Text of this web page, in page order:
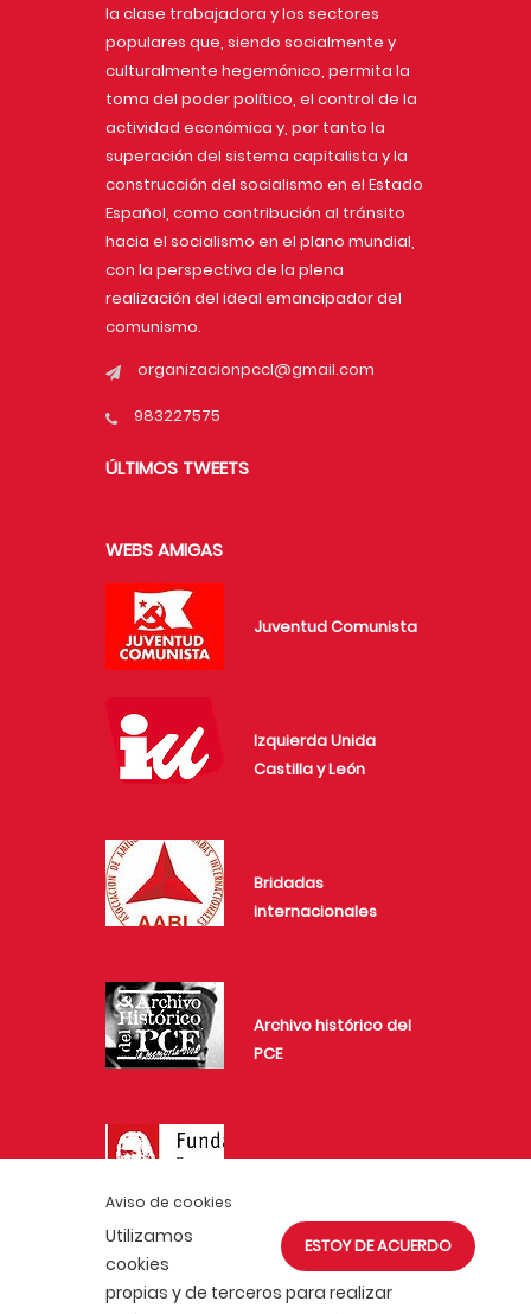
Aviso de cookies
ESTOY DE ACUERDO
Utilizamos
cookies
propias y de terceros para realizar
la clase trabajadora y los sectores
populares que, siendo socialmente y
culturalmente hegemónico, permita la
toma del poder político, el control de la
actividad económica y, por tanto la
superación del sistema capitalista y la
construcción del socialismo en el Estado
Español, como contribución al tránsito
hacia el socialismo en el plano mundial,
con la perspectiva de la plena
realización del ideal emancipador del
comunismo.
organizacionpccl@gmail.com
983227575
ÚLTIMOS TWEETS
WEBS AMIGAS
Juventud Comunista
Izquierda Unida
Castilla y León
Bridadas
internacionales
Archivo histórico del
PCE
Marxistas